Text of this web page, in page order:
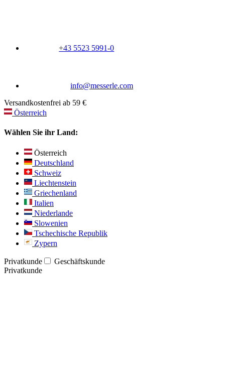
+43 5523 5991-0
info@messerle.com
Versandkostenfrei ab 59 €
Österreich
Wählen Sie ihr Land:
Österreich
Deutschland
Schweiz
Liechtenstein
Griechenland
Italien
Niederlande
Slowenien
Tschechische Republik
Zypern
Privatkunde
Geschäftskunde
Privatkunde